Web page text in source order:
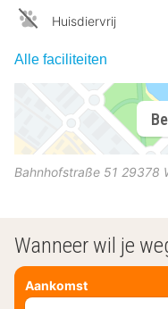
Huisdiervrij
Alle faciliteiten
Bahnhofstraße 51 29378
Wanneer wil je
Aankomst